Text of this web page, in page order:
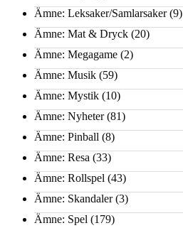
Ämne: Leksaker/Samlarsaker(9)
Ämne: Mat & Dryck (20)
Ämne: Megagame (2)
Ämne: Musik (59)
Ämne: Mystik (10)
Ämne: Nyheter(81)
Ämne: Pinball (8)
Ämne: Resa (33)
Ämne: Rollspel (43)
Ämne: Skandaler(3)
Ämne: Spel (179)